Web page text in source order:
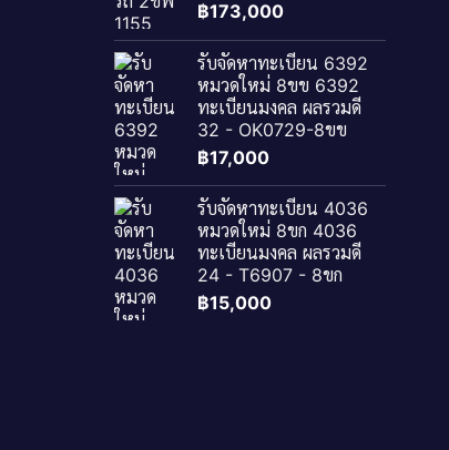
฿173,000
รับจัดหาทะเบียน 6392
หมวดใหม่ 8ขข 6392
ทะเบียนมงคล ผลรวมดี
32 - OK0729-8ขข
฿17,000
รับจัดหาทะเบียน 4036
หมวดใหม่ 8ขก 4036
ทะเบียนมงคล ผลรวมดี
24 - T6907 - 8ขก
฿15,000